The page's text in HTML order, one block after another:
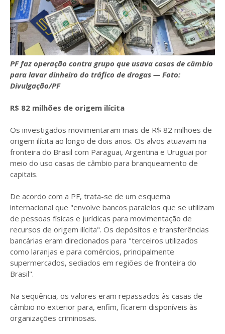
PF faz operação contra grupo que usava casas de câmbio
para lavar dinheiro do tráfico de drogas — Foto:
Divulgação/PF
R$ 82 milhões de origem ilícita
Os investigados movimentaram mais de R$ 82 milhões de
origem ilícita ao longo de dois anos. Os alvos atuavam na
fronteira do Brasil com Paraguai, Argentina e Uruguai por
meio do uso casas de câmbio para branqueamento de
capitais.
De acordo com a PF, trata-se de um esquema
internacional que "envolve bancos paralelos que se utilizam
de pessoas físicas e jurídicas para movimentação de
recursos de origem ilícita". Os depósitos e transferências
bancárias eram direcionados para "terceiros utilizados
como laranjas e para comércios, principalmente
supermercados, sediados em regiões de fronteira do
Brasil".
Na sequência, os valores eram repassados às casas de
câmbio no exterior para, enfim, ficarem disponíveis às
organizações criminosas.